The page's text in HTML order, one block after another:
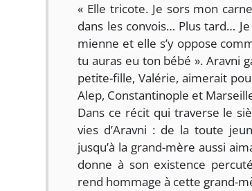
« Elle tricote. Je sors mon
dans les convois… Plus tard…
mienne et elle s’y oppose
tu auras eu ton bébé ». Aravni
petite-fille, Valérie, aimerait
Alep, Constantinople et
Dans ce récit qui traverse le
vies d’Aravni : de la toute
jusqu’à la grand-mère aussi
donne à son existence
rend hommage à cette grand-